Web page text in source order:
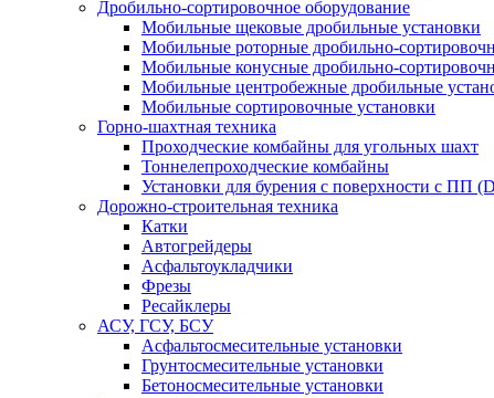
Дробильно-сортировочное оборудование
Мобильные щековые дробильные установки
Мобильные роторные дробильно-
Мобильные конусные дробильно-
Мобильные центробежные дробильные
Мобильные сортировочные установки
Горно-шахтная техника
Проходческие комбайны для угольных шахт
Тоннелепроходческие комбайны
Установки для бурения с поверхности с ПП
Дорожно-строительная техника
Катки
Автогрейдеры
Асфальтоукладчики
Фрезы
Ресайклеры
АСУ, ГСУ, БСУ
Асфальтосмесительные установки
Грунтосмесительные установки
Бетоносмесительные установки